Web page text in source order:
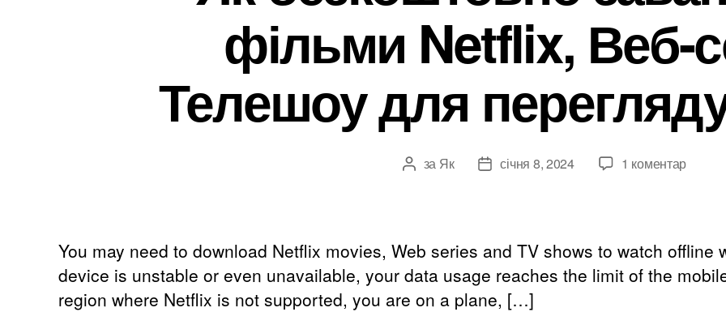
фільми Netflix, Веб-
Телешоу для
Автор
за Як
Датасічня 8, 2024 1 коментарна
Netflix,
Веб-
You may need to download Netflix movies, Web series and TV shows to watch offline
device is unstable or even unavailable, your data usage reaches the limit of the
region where Netflix is not supported, you are on a plane, […]